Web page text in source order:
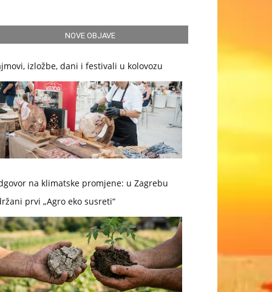
NOVE OBJAVE
izložbe, dani i festivali u kolovozu
na klimatske promjene: u Zagrebu
prvi „Agro eko susreti“